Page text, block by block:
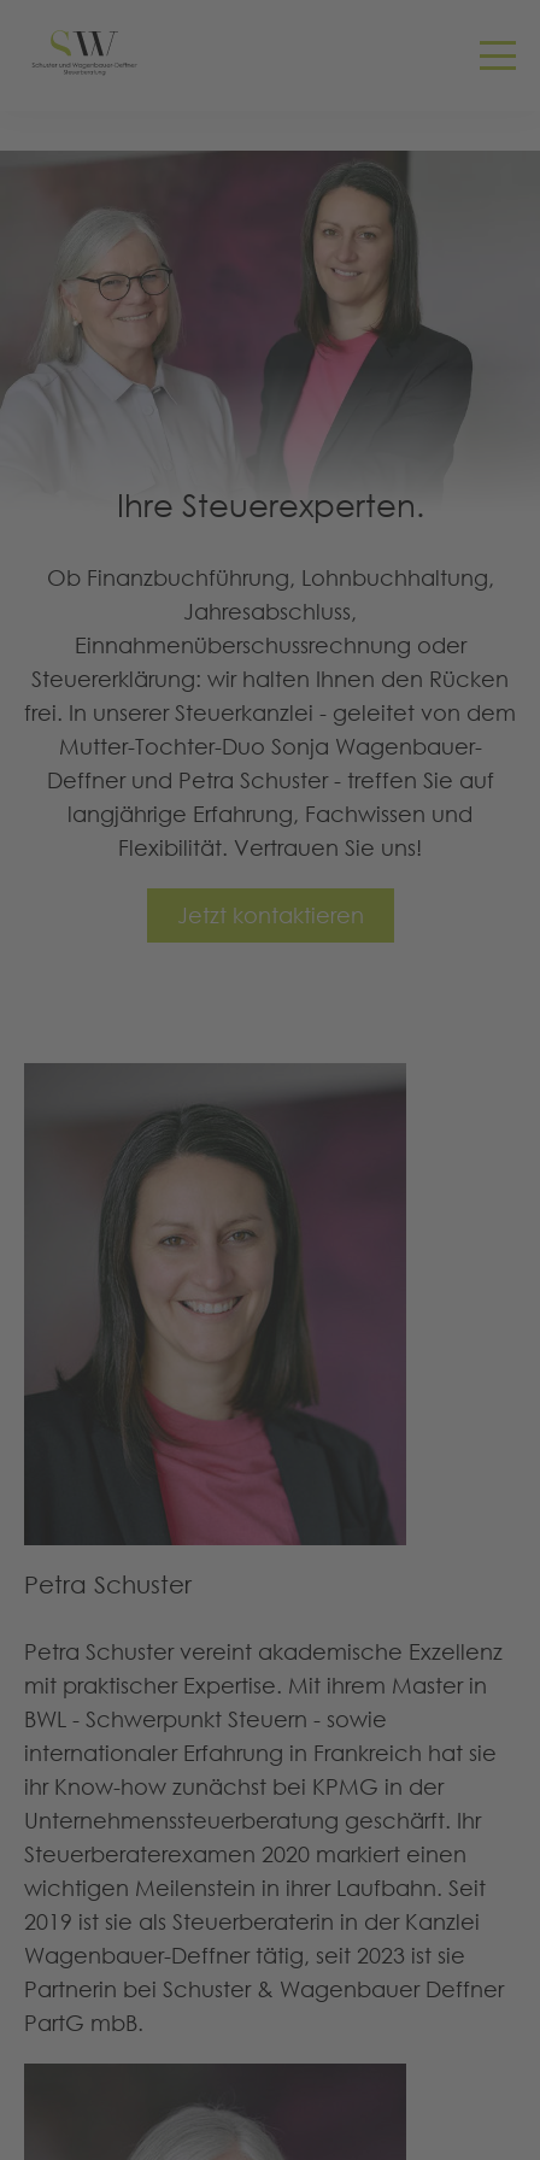
Ihre Steuerexperten.
Ob Finanzbuchführung, Lohnbuchhaltung,
Jahresabschluss,
Einnahmenüberschussrechnung oder
Steuererklärung: wir halten Ihnen den Rücken
frei. In unserer Steuerkanzlei - geleitet von dem
Mutter-Tochter-Duo Sonja Wagenbauer-
Deffner und Petra Schuster - treffen Sie auf
langjährige Erfahrung, Fachwissen und
Flexibilität. Vertrauen Sie uns!
Jetzt kontaktieren
Petra Schuster
Petra Schuster vereint akademische Exzellenz
mit praktischer Expertise. Mit ihrem Master in
BWL - Schwerpunkt Steuern - sowie
internationaler Erfahrung in Frankreich hat sie
ihr Know-how zunächst bei KPMG in der
Unternehmenssteuerberatung geschärft. Ihr
Steuerberaterexamen 2020 markiert einen
wichtigen Meilenstein in ihrer Laufbahn. Seit
2019 ist sie als Steuerberaterin in der Kanzlei
Wagenbauer-Deffner tätig, seit 2023 ist sie
Partnerin bei Schuster & Wagenbauer Deffner
PartG mbB.